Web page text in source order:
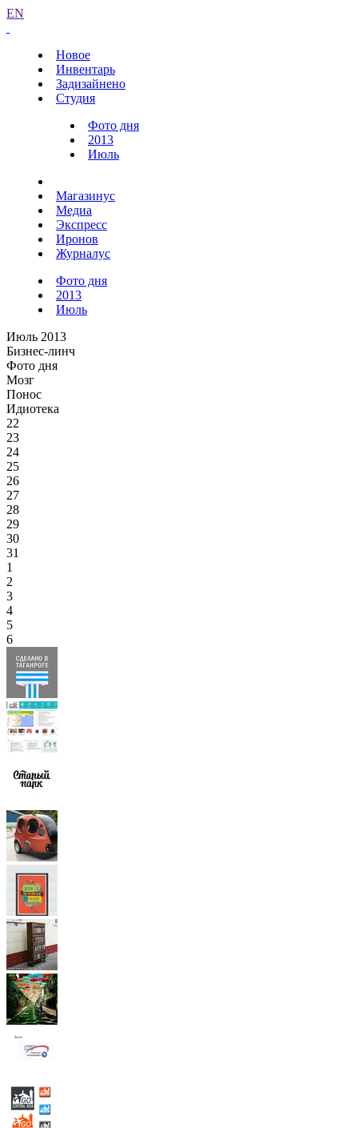
EN
Новое
Инвентарь
Задизайнено
Студия
Фото дня
2013
Июль
Магазинус
Медиа
Экспресс
Иронов
Журналус
Фото дня
2013
Июль
Июль 2013
Бизнес-линч
Фото дня
Мозг
Понос
Идиотека
22
23
24
25
26
27
28
29
30
31
1
2
3
4
5
6